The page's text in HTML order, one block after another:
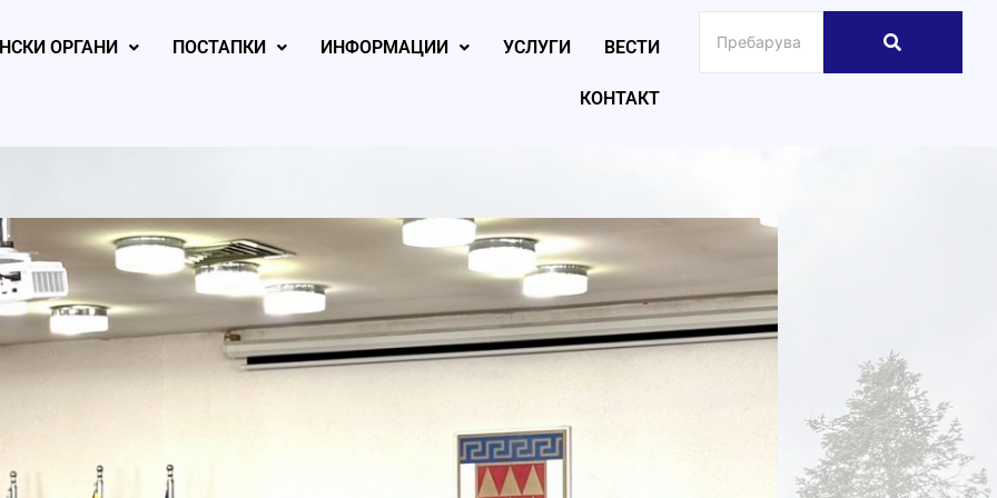
ОРГАНИ ПОСТАПКИ ИНФОРМАЦИИ УСЛУГИ ВЕСТИ
КОНТАКТ